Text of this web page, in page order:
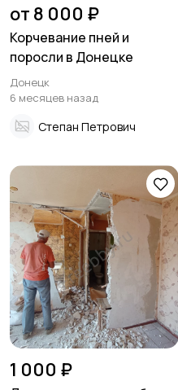
от 8 000 ₽
Корчевание пней и
поросли в Донецке
Донецк
6 месяцев назад
Степан Петрович
1 000 ₽